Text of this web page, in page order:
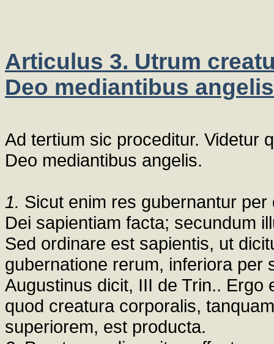
Articulus 3. Utrum
Deo mediantibus angelis
Ad tertium sic proceditur. Videtur
Deo mediantibus angelis.
1. Sicut enim res gubernantur
Dei sapientiam facta; secundum
Sed ordinare est sapientis, ut
gubernatione rerum, inferiora per
Augustinus dicit, III de Trin..
quod creatura corporalis,
superiorem, est producta.